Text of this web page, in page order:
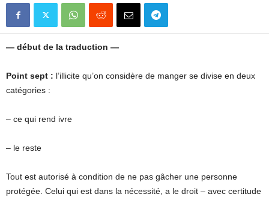
— début de la traduction —
Point sept : l’illicite qu’on considère de manger se divise en deux
catégories :
– ce qui rend ivre
– le reste
Tout est autorisé à condition de ne pas gâcher une personne
protégée. Celui qui est dans la nécessité, a le droit – avec certitude